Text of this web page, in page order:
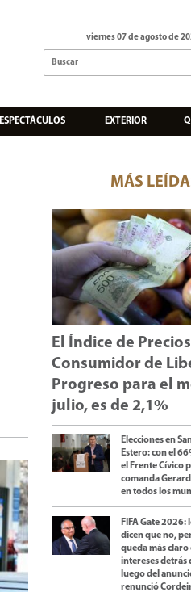
viernes 07 de agosto de
ESPECTÁCULOS EXTERIOR
MÁS
El Índice de Precios
Consumidor de
Progreso para el
julio, es de 2,1%
Elecciones en
Estero: con el
el Frente Cívico
comanda
en todos los
FIFA Gate 2026:
dicen que no,
queda más
intereses detrás
luego del
renunció